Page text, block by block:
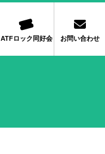
ATFロック同好会 お問い合わせ